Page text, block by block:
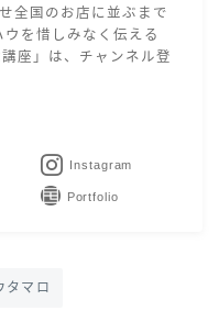
全国のお店に並ぶまで
を惜しみなく伝える
座」は、チャンネル登
Instagram
Contact
タマロ